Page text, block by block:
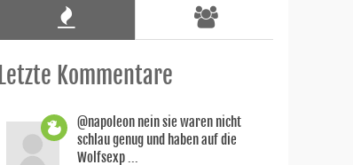
Letzte Kommentare
@napoleon nein sie waren nicht
schlau genug und haben auf die
Wolfsexp ...